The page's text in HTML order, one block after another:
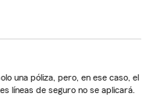
una póliza, pero, en ese caso, el
líneas de seguro no se aplicará.